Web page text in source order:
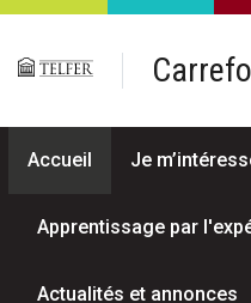
Passer au contenu principal
Accueil Je
Apprentissage par
Actualités et annonces